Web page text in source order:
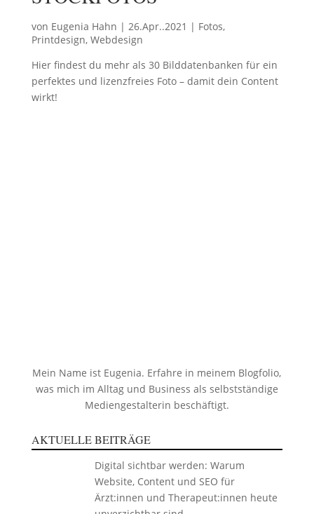
von Eugenia Hahn | 26.Apr..2021 | Fotos,
Printdesign, Webdesign
Hier findest du mehr als 30 Bilddatenbanken für ein
perfektes und lizenzfreies Foto – damit dein Content
wirkt!
Mein Name ist Eugenia. Erfahre in meinem Blogfolio,
was mich im Alltag und Business als selbstständige
Mediengestalterin beschäftigt.
AKTUELLE BEITRÄGE
Digital sichtbar werden: Warum
Website, Content und SEO für
Ärzt:innen und Therapeut:innen heute